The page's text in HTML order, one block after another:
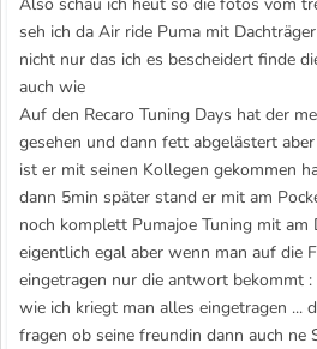
Also schau ich heut so die fotos vom
seh ich da Air ride Puma mit
nicht nur das ich es bescheidert finde
auch wie
Auf den Recaro Tuning Days hat der
gesehen und dann fett abgelästert
ist er mit seinen Kollegen gekommen
dann 5min später stand er mit am
noch komplett Pumajoe Tuning mit am
eigentlich egal aber wenn man auf die
eingetragen nur die antwort bekommt
wie ich kriegt man alles eingetragen ...
fragen ob seine freundin dann auch ne